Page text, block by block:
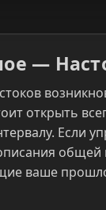
—
открыть
Если
ваше